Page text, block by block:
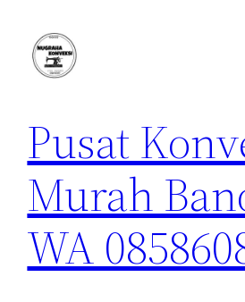
konten
Pusat
Murah
WA